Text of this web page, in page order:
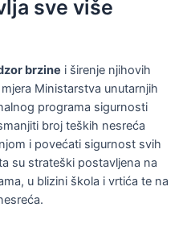
sve više
brzine i širenje njihovih
Ministarstva unutarnjih
programa sigurnosti
broj teških nesreća
i povećati sigurnost svih
su strateški postavljena na
u blizini škola i vrtića te na